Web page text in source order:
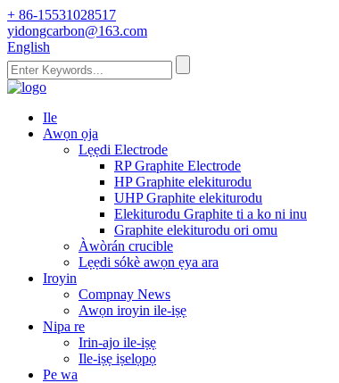
+ 86-15531028517
yidongcarbon@163.com
English
Ile
Awọn ọja
Lẹẹdi Electrode
RP Graphite Electrode
HP Graphite elekiturodu
UHP Graphite elekiturodu
Elekiturodu Graphite ti a ko ni inu
Graphite elekiturodu ori omu
Àwòrán crucible
Lẹẹdi sókè awọn ẹya ara
Iroyin
Compnay News
Awọn iroyin ile-iṣẹ
Nipa re
Irin-ajo ile-iṣẹ
Ile-iṣẹ iṣelọpọ
Pe wa